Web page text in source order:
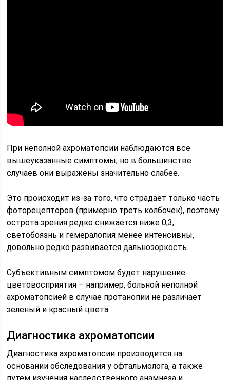
При неполной ахроматопсии наблюдаются все
вышеуказанные симптомы, но в большинстве
случаев они выражены значительно слабее.
Это происходит из-за того, что страдает только часть
фоторецепторов (примерно треть колбочек), поэтому
острота зрения редко снижается ниже 0,3,
светобоязнь и гемералопия менее интенсивны,
довольно редко развивается дальнозоркость.
Субъективным симптомом будет нарушение
цветовосприятия – например, больной неполной
ахроматопсией в случае протанопии не различает
зеленый и красный цвета.
Диагностика ахроматопсии
Диагностика ахроматопсии производится на
основании обследования у офтальмолога, а также